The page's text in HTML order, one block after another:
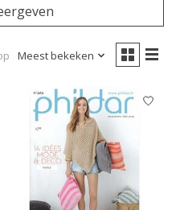
Meest bekeken